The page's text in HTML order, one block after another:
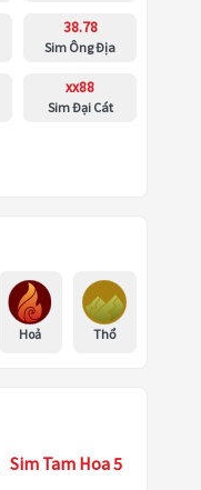
38.78
Sim Ông Địa
xx88
Sim Đại Cát
Hoả Thổ
Sim Tam Hoa 5